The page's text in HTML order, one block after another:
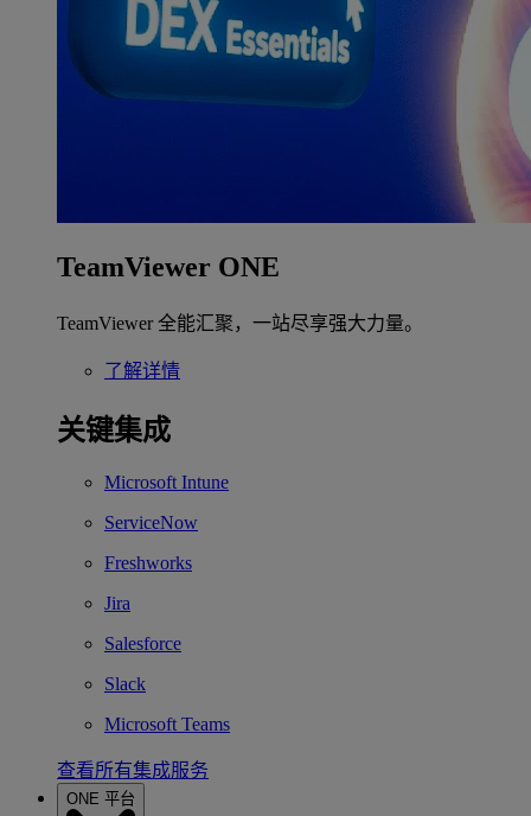
TeamViewer ONE
TeamViewer 全能汇聚，一站尽享强大力量。
了解详情
关键集成
Microsoft Intune
ServiceNow
Freshworks
Jira
Salesforce
Slack
Microsoft Teams
查看所有集成服务
ONE 平台